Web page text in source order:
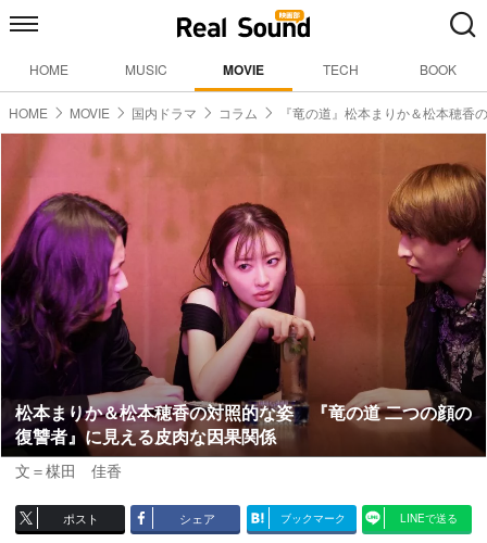
HOME MUSIC MOVIE TECH BOOK
HOME MOVIE 国内ドラマ コラム 『竜の道』松本まりか＆松本穂香
松本まりか＆松本穂香の対照的な姿 『竜の道 二つの顔の
復讐者』に見える皮肉な因果関係
文＝楳田 佳香
ポスト シェア ブックマーク LINEで送る